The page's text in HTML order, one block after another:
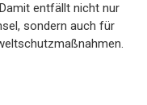
entfällt nicht nur
sondern auch für